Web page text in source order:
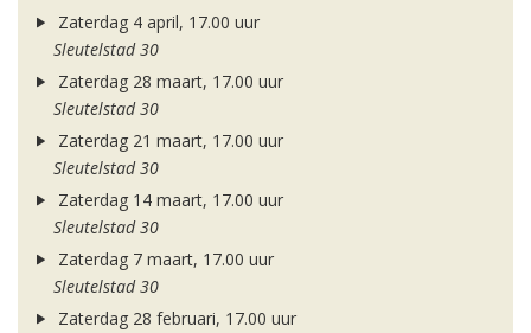
Zaterdag 4 april, 17.00 uur
Sleutelstad 30
Zaterdag 28 maart, 17.00 uur
Sleutelstad 30
Zaterdag 21 maart, 17.00 uur
Sleutelstad 30
Zaterdag 14 maart, 17.00 uur
Sleutelstad 30
Zaterdag 7 maart, 17.00 uur
Sleutelstad 30
Zaterdag 28 februari, 17.00 uur